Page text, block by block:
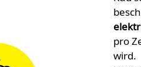
pro
wird.